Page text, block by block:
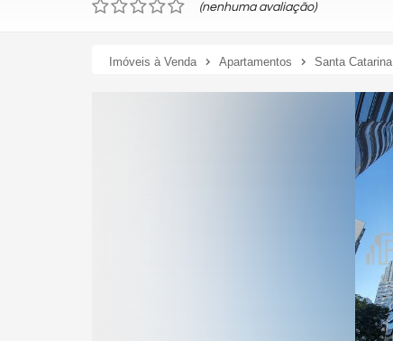
(nenhuma avaliação)
Imóveis à Venda Apartamentos Santa Catarina